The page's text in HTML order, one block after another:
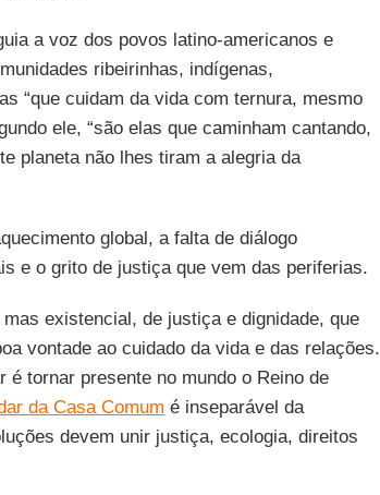
a voz dos povos latino-americanos e
ribeirinhas, indígenas,
“que cuidam da vida com ternura, mesmo
ele, “são elas que caminham cantando,
planeta não lhes tiram a alegria da
global, a falta de diálogo
e o grito de justiça que vem das periferias.
existencial, de justiça e dignidade, que
vontade ao cuidado da vida e das relações.
é tornar presente no mundo o Reino de
da Casa Comum é inseparável da
devem unir justiça, ecologia, direitos